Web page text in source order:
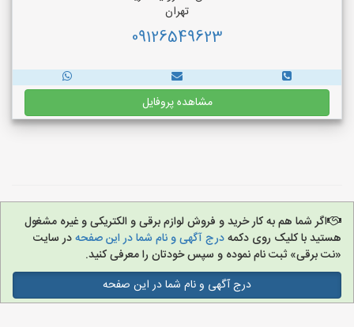
تهران
09126549623
مشاهده پروفایل
اگر شما هم به کار خرید و فروش لوازم برقی و الکتریکی و غیره مشغول
هستید با کلیک روی دکمهدرج آگهی و نام شما در این صفحهدر سایت
«نت برقی» ثبت نام نموده و سپس خودتان را معرفی کنید.
درج آگهی و نام شما در این صفحه